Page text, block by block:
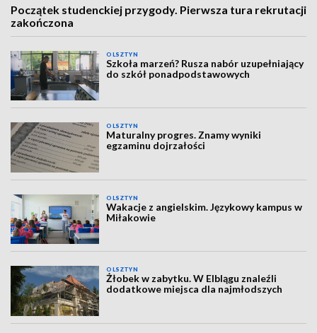
Początek studenckiej przygody. Pierwsza tura rekrutacji
zakończona
OLSZTYN
Szkoła marzeń? Rusza nabór uzupełniający
do szkół ponadpodstawowych
OLSZTYN
Maturalny progres. Znamy wyniki
egzaminu dojrzałości
OLSZTYN
Wakacje z angielskim. Językowy kampus w
Miłakowie
OLSZTYN
Żłobek w zabytku. W Elblągu znaleźli
dodatkowe miejsca dla najmłodszych